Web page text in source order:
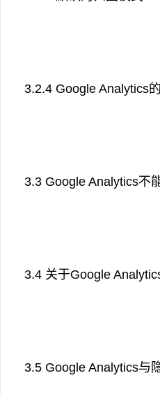
3.2.4 Google Analytics
3.3 Google Analytics不
3.4 关于Google
3.5 Google Analytics与